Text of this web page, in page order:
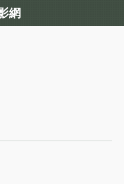
網